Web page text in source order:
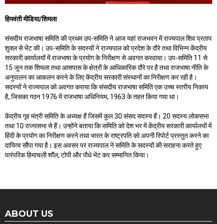
हिमवंती मीडिया/शिमला
संसदीय राजभाषा समिति की प्रथम उप-समिति ने आज यहां राजभवन में राज्यपाल शिव प्रताप
शुक्ल से भेंट की। उप-समिति के सदस्यों ने राज्यपाल को प्रदेश के दौरे तथा विभिन्न केंद्रीय
सरकारी कार्यालयों में राजभाषा के प्रयोग के निरीक्षण से अवगत करवाया। उप-समिति 11 से
15 जून तक शिमला तथा आसपास के क्षेत्रों के आधिकारिक दौरे पर है तथा राजभाषा नीति के
अनुपालन का आकलन करने के लिए केंद्रीय सरकारी संस्थानों का निरीक्षण कर रही है।
सदस्यों ने राज्यपाल को अवगत कराया कि संसदीय राजभाषा समिति एक उच्च स्तरीय निकाय
है, जिसका गठन 1976 में राजभाषा अधिनियम, 1963 के तहत किया गया था।
केंद्रीय गृह मंत्री समिति के अध्यक्ष हैं जिसमें कुल 30 संसद सदस्य हैं। 20 सदस्य लोकसभा
तथा 10 राज्यसभा से हैं। उन्होंने बताया कि समिति को देश भर में केंद्रीय सरकारी कार्यालयों में
हिंदी के प्रयोग का निरीक्षण करने तथा भारत के राष्ट्रपति को अपनी रिपोर्ट प्रस्तुत करने का
दायित्व सौंपा गया है। इस अवसर पर राज्यपाल ने समिति के सदस्यों की सराहना करते हुए
पारंपरिक हिमाचली शॉॅल, टोपी और पौधे भेंट कर सम्मानित किया।
ABOUT US